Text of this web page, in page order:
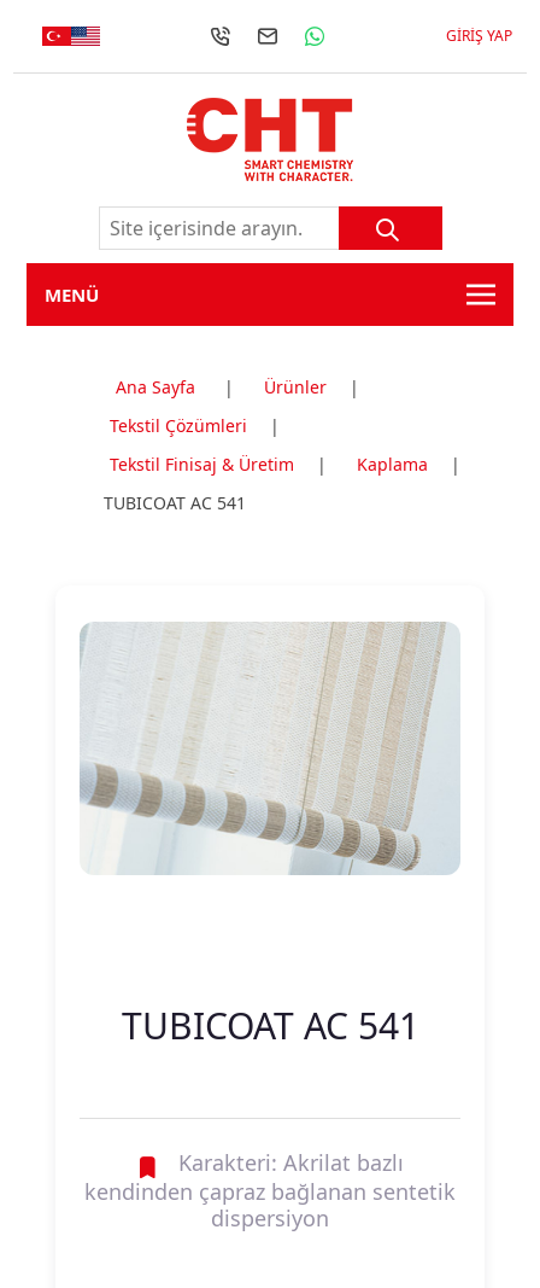
GIRIŞ YAP
MENÜ
Ana Sayfa | Ürünler
|
Tekstil Çözümleri
|
Tekstil Finisaj & Üretim
| Kaplama
|
TUBICOAT AC 541
TUBICOAT AC 541
Karakteri: Akrilat bazlı
kendinden çapraz bağlanan sentetik
dispersiyon